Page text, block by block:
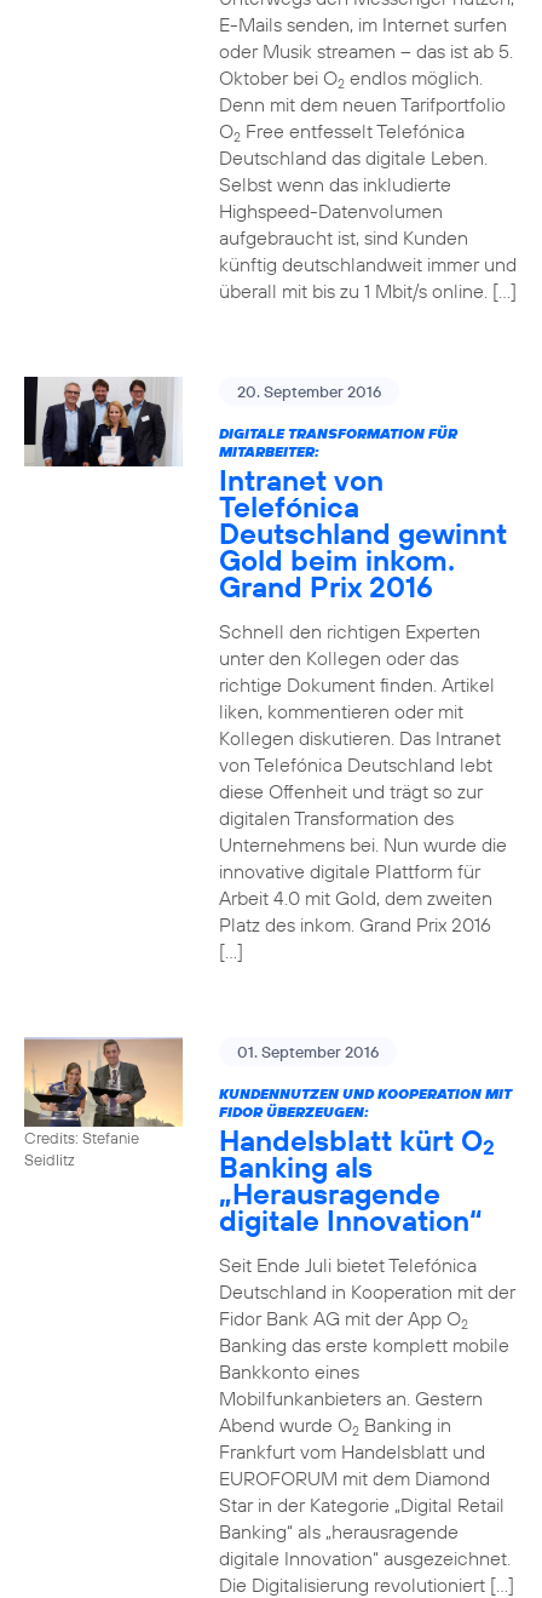
E-Mails senden, im Internet surfen
oder Musik streamen – das ist ab 5.
Oktober bei O2endlos möglich.
Denn mit dem neuen Tarifportfolio
O2Free entfesselt Telefónica
Deutschland das digitale Leben.
Selbst wenn das inkludierte
Highspeed-Datenvolumen
aufgebraucht ist, sind Kunden
künftig deutschlandweit immer und
überall mit bis zu 1 Mbit/s online. […]
20. September 2016
DIGITALE TRANSFORMATION FÜR
MITARBEITER:
Intranet von
Telefónica
Deutschland gewinnt
Gold beim inkom.
Grand Prix 2016
Schnell den richtigen Experten
unter den Kollegen oder das
richtige Dokument finden. Artikel
liken, kommentieren oder mit
Kollegen diskutieren. Das Intranet
von Telefónica Deutschland lebt
diese Offenheit und trägt so zur
digitalen Transformation des
Unternehmens bei. Nun wurde die
innovative digitale Plattform für
Arbeit 4.0 mit Gold, dem zweiten
Platz des inkom. Grand Prix 2016
[…]
Credits: Stefanie
Seidlitz
01. September 2016
KUNDENNUTZEN UND KOOPERATION MIT
FIDOR ÜBERZEUGEN:
Handelsblatt kürt O2
Banking als
„Herausragende
digitale Innovation“
Seit Ende Juli bietet Telefónica
Deutschland in Kooperation mit der
Fidor Bank AG mit der App O2
Banking das erste komplett mobile
Bankkonto eines
Mobilfunkanbieters an. Gestern
Abend wurde O2Banking in
Frankfurt vom Handelsblatt und
EUROFORUM mit dem Diamond
Star in der Kategorie „Digital Retail
Banking“ als „herausragende
digitale Innovation“ ausgezeichnet.
Die Digitalisierung revolutioniert […]